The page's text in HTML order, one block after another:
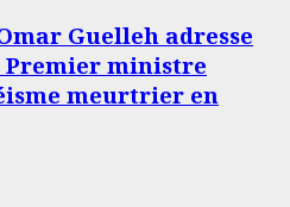
Guelleh adresse
Premier ministre
meurtrier en